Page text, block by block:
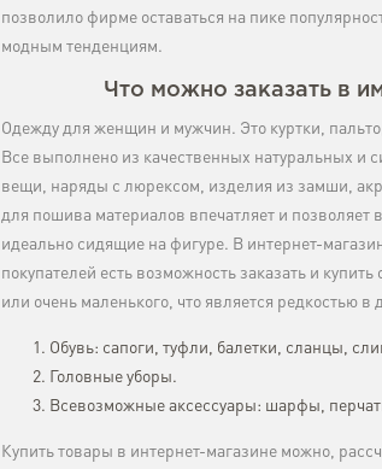
позволило фирме оставаться на пике
модным тенденциям.
Что можно заказать в
Одежду для женщин и мужчин. Это куртки,
Все выполнено из качественных натуральных и
вещи, наряды с люрексом, изделия из замши,
для пошива материалов впечатляет и
идеально сидящие на фигуре. В интернет-
покупателей есть возможность заказать и
или очень маленького, что является редкостью в
Обувь: сапоги, туфли, балетки, сланцы,
Головные уборы.
Всевозможные аксессуары: шарфы,
Купить товары в интернет-магазине можно,